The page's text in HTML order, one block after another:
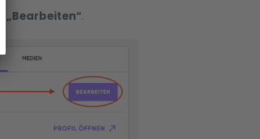
„Bearbeiten“.